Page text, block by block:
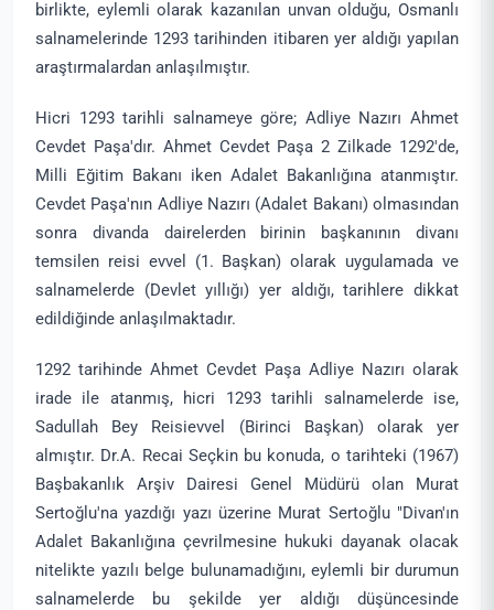
birlikte, eylemli olarak kazanılan unvan olduğu, Osmanlı
salnamelerinde 1293 tarihinden itibaren yer aldığı yapılan
araştırmalardan anlaşılmıştır.
Hicri 1293 tarihli salnameye göre; Adliye Nazırı Ahmet
Cevdet Paşa'dır. Ahmet Cevdet Paşa 2 Zilkade 1292'de,
Milli Eğitim Bakanı iken Adalet Bakanlığına atanmıştır.
Cevdet Paşa'nın Adliye Nazırı (Adalet Bakanı) olmasından
sonra divanda dairelerden birinin başkanının divanı
temsilen reisi evvel (1. Başkan) olarak uygulamada ve
salnamelerde (Devlet yıllığı) yer aldığı, tarihlere dikkat
edildiğinde anlaşılmaktadır.
1292 tarihinde Ahmet Cevdet Paşa Adliye Nazırı olarak
irade ile atanmış, hicri 1293 tarihli salnamelerde ise,
Sadullah Bey Reisievvel (Birinci Başkan) olarak yer
almıştır. Dr.A. Recai Seçkin bu konuda, o tarihteki (1967)
Başbakanlık Arşiv Dairesi Genel Müdürü olan Murat
Sertoğlu'na yazdığı yazı üzerine Murat Sertoğlu "Divan'ın
Adalet Bakanlığına çevrilmesine hukuki dayanak olacak
nitelikte yazılı belge bulunamadığını, eylemli bir durumun
salnamelerde bu şekilde yer aldığı düşüncesinde